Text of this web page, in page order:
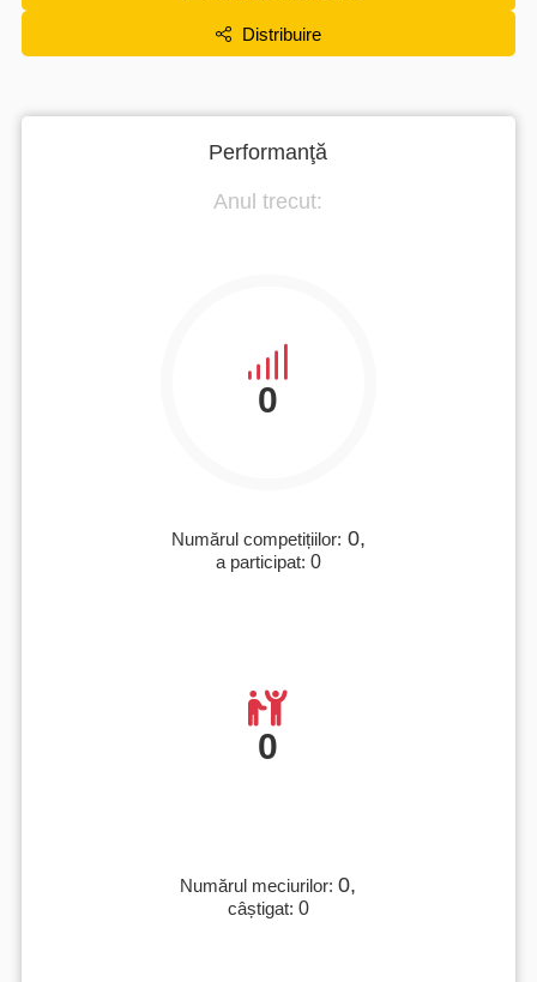
Distribuire
Performanţă
Anul trecut:
0
Numărul competițiilor: 0,
a participat: 0
0
Numărul meciurilor:0,
câștigat: 0